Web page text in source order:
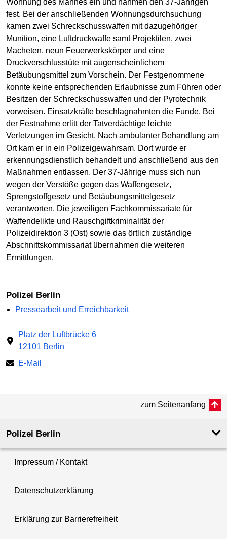
fest. Bei der anschließenden Wohnungsdurchsuchung
kamen zwei Schreckschusswaffen mit dazugehöriger
Munition, eine Luftdruckwaffe samt Projektilen, zwei
Macheten, neun Feuerwerkskörper und eine
Druckverschlusstüte mit augenscheinlichem
Betäubungsmittel zum Vorschein. Der Festgenommene
konnte keine entsprechenden Erlaubnisse zum Führen oder
Besitzen der Schreckschusswaffen und der Pyrotechnik
vorweisen. Einsatzkräfte beschlagnahmten die Funde. Bei
der Festnahme erlitt der Tatverdächtige leichte
Verletzungen im Gesicht. Nach ambulanter Behandlung am
Ort kam er in ein Polizeigewahrsam. Dort wurde er
erkennungsdienstlich behandelt und anschließend aus den
Maßnahmen entlassen. Der 37-Jährige muss sich nun
wegen der Verstöße gegen das Waffengesetz,
Sprengstoffgesetz und Betäubungsmittelgesetz
verantworten. Die jeweiligen Fachkommissariate für
Waffendelikte und Rauschgiftkriminalität der
Polizeidirektion 3 (Ost) sowie das örtlich zuständige
Abschnittskommissariat übernahmen die weiteren
Ermittlungen.
Polizei Berlin
Pressearbeit und Erreichbarkeit
Platz der Luftbrücke 6
12101 Berlin
E-Mail
zum Seitenanfang
Polizei Berlin
Impressum / Kontakt
Datenschutzerklärung
Erklärung zur Barrierefreiheit